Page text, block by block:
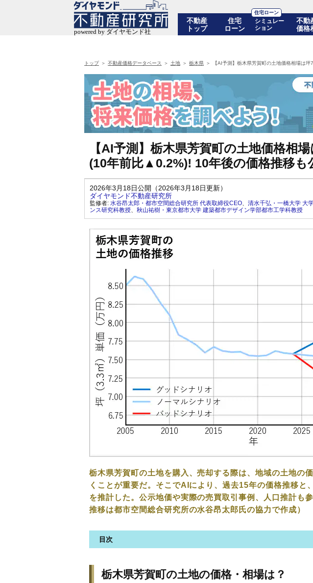
不動産
トップ
住宅
ローン
住宅ローン
シミュレー
ション
不動
価格
トップ 不動産価格データベース 土地 栃木県 【AI予測】栃木県芳賀町の土地価格相場は
【AI予測】栃木県芳賀町の土地価格相
(10年前比▲0.2%)! 10年後の価格推移も
2026年3月18日公開（2026年3月18日更新）
ダイヤモンド不動産研究所
監修者: 水谷昂太郎・都市空間総合研究所 代表取締役CEO、 清水千弘・一橋大学 大
ンス研究科教授、 秋山祐樹・東京都市大学 建築都市デザイン学部都市工学科教授
栃木県芳賀町の土地を購入、売却する際は、地域の土地の
くことが重要だ。そこでAIにより、過去15年の価格推移と
を推計した。公示地価や実際の売買取引事例、人口推計も
推移は都市空間総合研究所の水谷昂太郎氏の協力で作成）
目次
現在の価格は、7.6万円／坪（10年前比▲0.2%）
栃木県芳賀町の土地の価格・相場は？